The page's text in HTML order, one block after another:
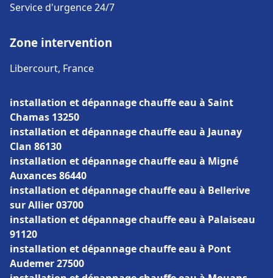
Service d'urgence 24/7
Zone intervention
Libercourt, France
installation et dépannage chauffe eau à Saint
Chamas 13250
installation et dépannage chauffe eau à Jaunay
Clan 86130
installation et dépannage chauffe eau à Migné
Auxances 86440
installation et dépannage chauffe eau à Bellerive
sur Allier 03700
installation et dépannage chauffe eau à Palaiseau
91120
installation et dépannage chauffe eau à Pont
Audemer 27500